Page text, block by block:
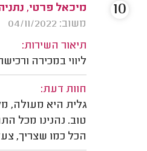
מיכאל פרטי,
משוב: 04/11/2022
תיאור השירות:
ליווי במכירה
חוות דעת:
גלית היא מעולה,
טוב. נהנינו מכל
הכל כמו שצריך,
10